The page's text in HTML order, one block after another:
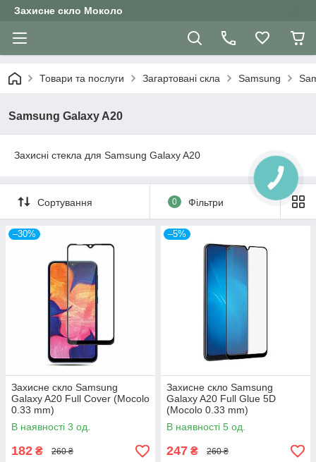
Захисне скло Moколо
Товари та послуги Загартовані скла Samsung
Samsung Galaxy A20
Захисні стекла для Samsung Galaxy A20
Сортування 0 Фільтри
–30%
Захисне скло Samsung
Galaxy A20 Full Cover (Mocolo
0.33 mm)
В наявності 3 од.
182 ₴ 260 ₴
–5%
Захисне скло Samsung
Galaxy A20 Full Glue 5D
(Mocolo 0.33 mm)
В наявності 5 од.
247 ₴ 260 ₴
КНОПКА
ЗВ'ЯЗКУ